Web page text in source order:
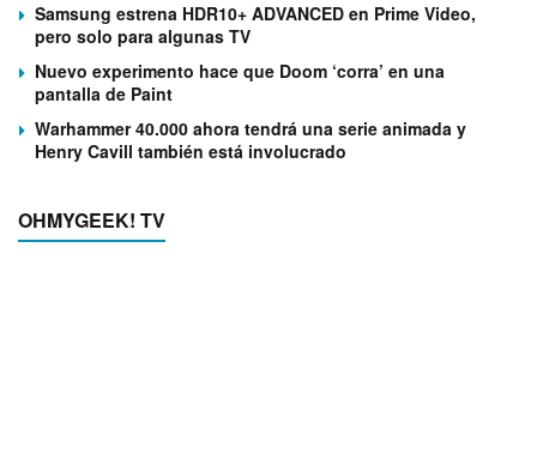
Samsung estrena HDR10+ ADVANCED en Prime Video,
pero solo para algunas TV
Nuevo experimento hace que Doom ‘corra’ en una
pantalla de Paint
Warhammer 40.000 ahora tendrá una serie animada y
Henry Cavill también está involucrado
OHMYGEEK! TV